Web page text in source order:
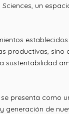
un
productivas, sino
sustentabilidad
presenta como
de